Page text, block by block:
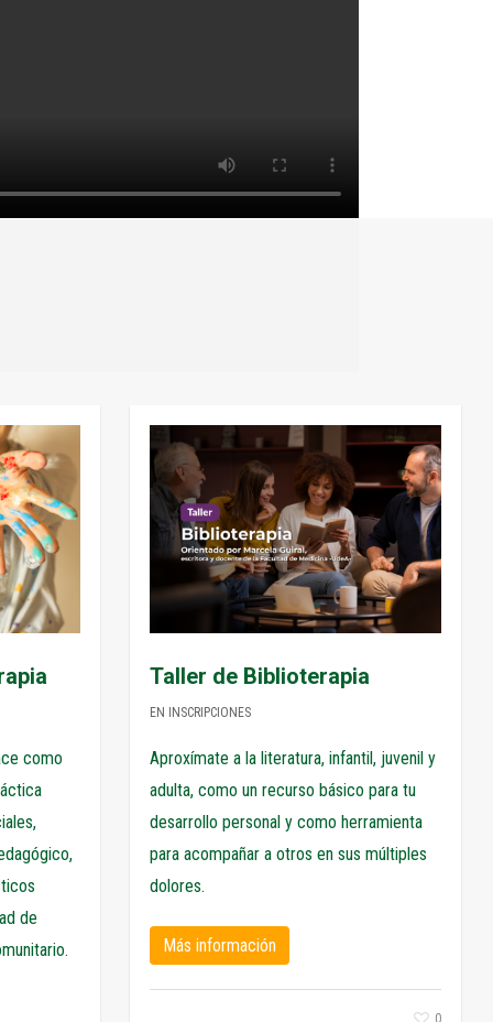
como
de
Taller de Biblioterapia
EN INSCRIPCIONES
Aproxímate a la literatura, infantil, juvenil y
adulta, como un recurso básico para tu
desarrollo personal y como herramienta
para acompañar a otros en sus múltiples
dolores.
Más información
0